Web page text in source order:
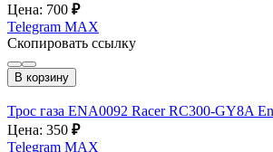
Цена: 700 ₽
Telegram MAX
Скопировать ссылку
В корзину
Трос газа ENA0092 Racer RC300-GY8A
Цена: 350 ₽
Telegram MAX